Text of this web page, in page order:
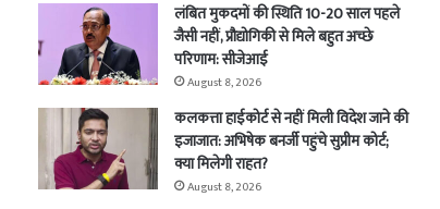
लंबित मुकदमों की स्थिति 10-20 साल पहले
जैसी नहीं, प्रौद्योगिकी से मिले बहुत अच्छे
परिणाम: सीजेआई
August 8, 2026
कलकत्ता हाईकोर्ट से नहीं मिली विदेश जाने की
इजाजात: अभिषेक बनर्जी पहुंचे सुप्रीम कोर्ट;
क्या मिलेगी राहत?
August 8, 2026